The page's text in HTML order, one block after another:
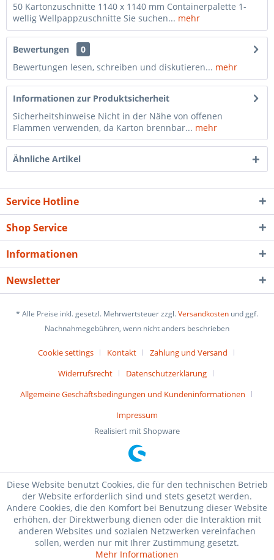
50 Kartonzuschnitte 1140 x 1140 mm Containerpalette 1-
wellig Wellpappzuschnitte Sie suchen... mehr
Bewertungen
0
Bewertungen lesen, schreiben und diskutieren... mehr
Informationen zur Produktsicherheit
Sicherheitshinweise Nicht in der Nähe von offenen
Flammen verwenden, da Karton brennbar... mehr
Ähnliche Artikel
Service Hotline
Shop Service
Informationen
Newsletter
* Alle Preise inkl. gesetzl. Mehrwertsteuer zzgl.Versandkosten und ggf.
Nachnahmegebühren, wenn nicht anders beschrieben
Cookie settings Kontakt
Zahlung und Versand
Widerrufsrecht
Datenschutzerklärung
Allgemeine Geschäftsbedingungen und Kundeninformationen
Impressum
Realisiert mit Shopware
Diese Website benutzt Cookies, die für den technischen Betrieb
der Website erforderlich sind und stets gesetzt werden.
Andere Cookies, die den Komfort bei Benutzung dieser Website
erhöhen, der Direktwerbung dienen oder die Interaktion mit
anderen Websites und sozialen Netzwerken vereinfachen
sollen, werden nur mit Ihrer Zustimmung gesetzt.
Mehr Informationen